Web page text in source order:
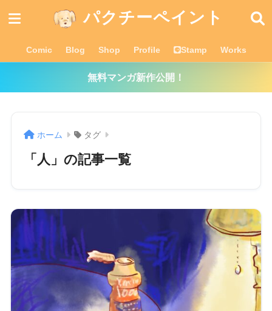
パクチーペイント
Comic Blog Shop Profile Stamp Works
無料マンガ新作公開！
ホーム タグ
「人」の記事一覧